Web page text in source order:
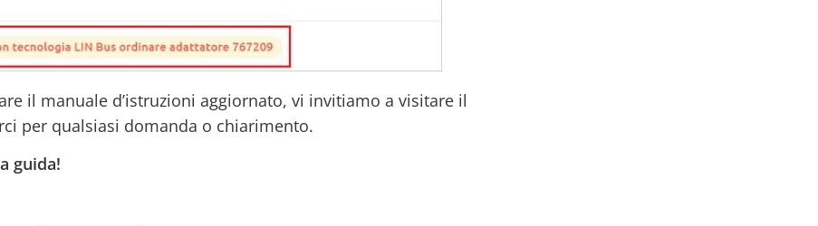
il manuale d’istruzioni aggiornato, vi invitiamo a visitare il
per qualsiasi domanda o chiarimento.
guida!